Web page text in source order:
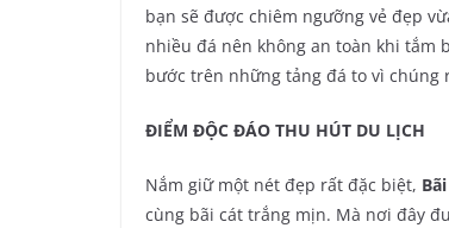
bạn sẽ được chiêm ngưỡng vẻ đẹp
nhiều đá nên không an toàn khi tắm
bước trên những tảng đá to vì chúng
ĐIỂM ĐỘC ĐÁO THU HÚT DU LỊCH
Nắm giữ một nét đẹp rất đặc biệt,
cùng bãi cát trắng mịn. Mà nơi đây